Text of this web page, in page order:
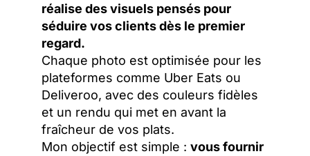
réalise des visuels pensés pour
séduire vos clients dès le premier
regard.
Chaque photo est optimisée pour les
plateformes comme Uber Eats ou
Deliveroo, avec des couleurs fidèles
et un rendu qui met en avant la
fraîcheur de vos plats.
Mon objectif est simple : vous fournir